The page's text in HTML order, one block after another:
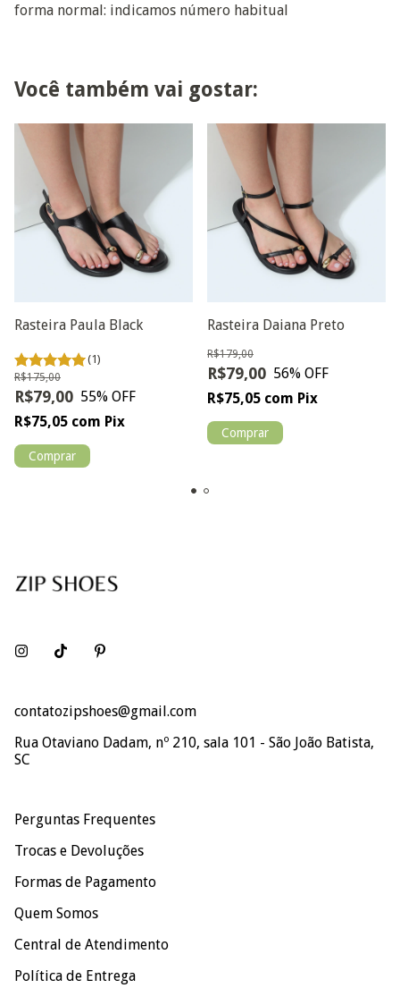
forma normal: indicamos número habitual
Você também vai gostar:
Rasteira Paula Black
(1)
R$79,00
R$175,00
55% OFF
R$75,05 com Pix
Comprar
Rasteira Daiana Preto
R$79,00
R$179,00
56% OFF
R$75,05 com Pix
Comprar
contatozipshoes@gmail.com
Rua Otaviano Dadam, nº 210, sala 101 - São João Batista,
SC
Perguntas Frequentes
Trocas e Devoluções
Formas de Pagamento
Quem Somos
Central de Atendimento
Política de Entrega